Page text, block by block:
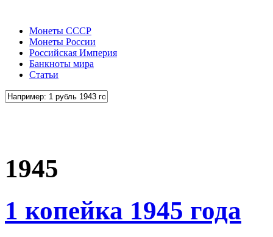
Монеты СССР
Монеты России
Российская Империя
Банкноты мира
Статьи
1945
1 копейка 1945 года